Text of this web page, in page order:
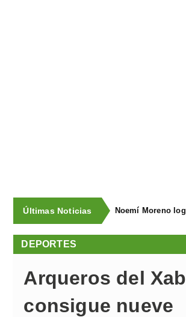
Últimas Noticias
DEPORTES
Arqueros del
consigue nueve